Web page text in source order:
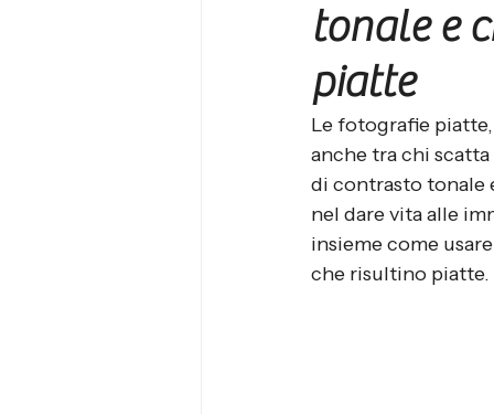
tonale e
piatte
Le fotografie
anche tra chi
di contrasto tonale
nel dare vita alle
insieme come
che risultino piatte.